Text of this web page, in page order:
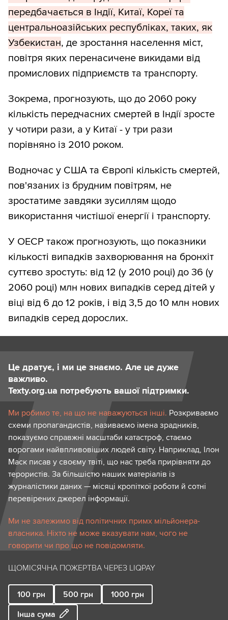
передбачається в Індії, Китаї, Кореї та
центральноазійських республіках, таких, як
Узбекистан, де зростання населення міст,
повітря яких перенасичене викидами від
промислових підприємств та транспорту.
Зокрема, прогнозують, що до 2060 року
кількість передчасних смертей в Індії зросте
у чотири рази, а у Китаї - у три рази
порівняно із 2010 роком.
Водночас у США та Європі кількість смертей,
пов'язаних із брудним повітрям, не
зростатиме завдяки зусиллям щодо
використання чистішої енергії і транспорту.
У ОЕСР також прогнозують, що показники
кількості випадків захворювання на бронхіт
суттєво зростуть: від 12 (у 2010 році) до 36 (у
2060 році) млн нових випадків серед дітей у
віці від 6 до 12 років, і від 3,5 до 10 млн нових
випадків серед дорослих.
Це дратує, і ми це знаємо. Але це дуже
важливо.
Texty.org.ua потребують вашої підтримки.
Ми робимо те, на що не наважуються інші. Розкриваємо
схеми пропагандистів, називаємо імена зрадників,
показуємо справжні масштаби катастроф, стаємо
ворогами найвпливовіших людей світу. Наприклад, Ілон
Маск писав у своєму твіті, що нас треба прирівняти до
терористів. За більшістю наших матеріалів із
журналістики даних — місяці кропіткої роботи й сотні
перевірених джерел інформації.
Ми не залежимо від політичних примх мільйонера-
власника. Ніхто не може вказувати нам, чого не
говорити чи про що не повідомляти.
ЩОМІСЯЧНА ПОЖЕРТВА ЧЕРЕЗ LIQPAY
100 грн 500 грн 1000 грн
Інша сума